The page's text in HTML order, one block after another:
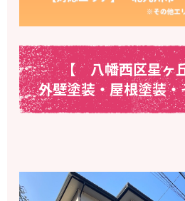
【 八幡西区星ヶ
外壁塗装・屋根塗装